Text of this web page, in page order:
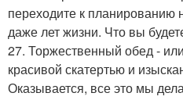
переходите к планированию
даже лет жизни. Что вы
27. Торжественный обед -
красивой скатертью и
Оказывается, все это мы